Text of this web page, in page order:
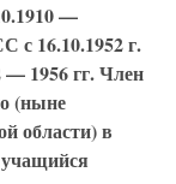
—
с 16.10.1952 г.
1956 гг. Член
(ныне
области) в
учащийся